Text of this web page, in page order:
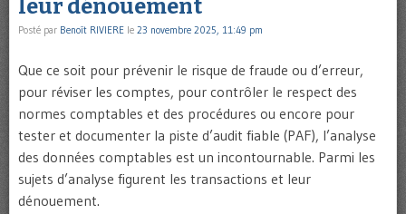
leur dénouement
Posté par Benoît RIVIERE le 23 novembre 2025, 11:49 pm
Que ce soit pour prévenir le risque de fraude ou d’erreur,
pour réviser les comptes, pour contrôler le respect des
normes comptables et des procédures ou encore pour
tester et documenter la piste d’audit fiable (PAF), l’analyse
des données comptables est un incontournable. Parmi les
sujets d’analyse figurent les transactions et leur
dénouement.